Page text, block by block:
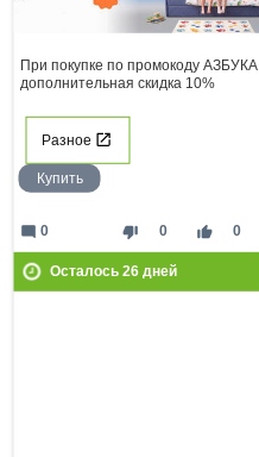
При покупке по промокоду АЗБУКА
дополнительная скидка 10%
Разное
Купить
thumb_down 0 thumb_up 0
mode_comment 0
Осталось 26дней